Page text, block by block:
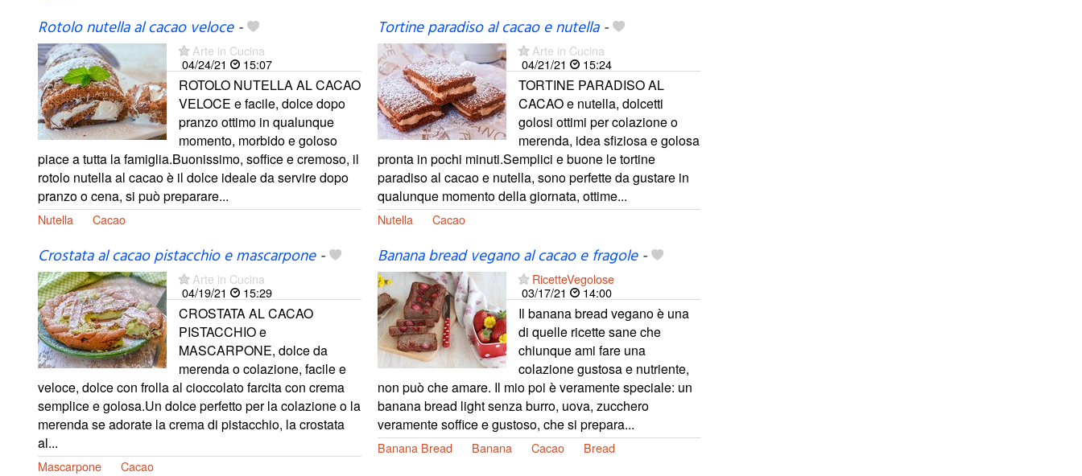
Rotolo nutella al cacao veloce-
Arte in Cucina
04/24/21
15:07
ROTOLO NUTELLA AL CACAO
VELOCE e facile, dolce dopo
pranzo ottimo in qualunque
momento, morbido e goloso
piace a tutta la famiglia.Buonissimo, soffice e cremoso, il
rotolo nutella al cacao è il dolce ideale da servire dopo
pranzo o cena, si può preparare...
Nutella Cacao
Tortine paradiso al cacao e nutella-
Arte in Cucina
04/21/21
15:24
TORTINE PARADISO AL
CACAO e nutella, dolcetti
golosi ottimi per colazione o
merenda, idea sfiziosa e golosa
pronta in pochi minuti.Semplici e buone le tortine
paradiso al cacao e nutella, sono perfette da gustare in
qualunque momento della giornata, ottime...
Nutella Cacao
Crostata al cacao pistacchio e mascarpone-
Arte in Cucina
04/19/21
15:29
CROSTATA AL CACAO
PISTACCHIO e
MASCARPONE, dolce da
merenda o colazione, facile e
veloce, dolce con frolla al cioccolato farcita con crema
semplice e golosa.Un dolce perfetto per la colazione o la
merenda se adorate la crema di pistacchio, la crostata
al...
Mascarpone Cacao
Banana bread vegano al cacao e fragole-
RicetteVegolose
03/17/21
14:00
Il banana bread vegano è una
di quelle ricette sane che
chiunque ami fare una
colazione gustosa e nutriente,
non può che amare. Il mio poi è veramente speciale: un
banana bread light senza burro, uova, zucchero
veramente soffice e gustoso, che si prepara...
Banana Bread Banana Cacao Bread